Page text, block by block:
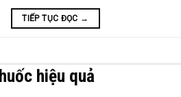
TIẾP TỤC ĐỌC →
hiệu quả